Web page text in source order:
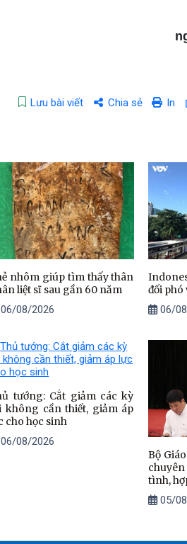
Lưu bài viết Chia sẻ In
nhôm giúp tìm thấy thân
liệt sĩ sau gần 60 năm
06/08/2026
đối phó
06/
tướng: Cắt giảm các kỳ
không cần thiết, giảm áp
cho học sinh
06/08/2026
Bộ
tình,
05/